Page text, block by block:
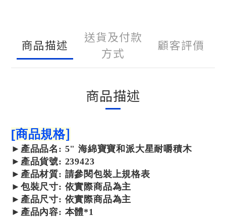
商品描述
送貨及付款
方式
顧客評價
商品描述
[商品規格]
► 產品品名: 5" 海綿寶寶和派大星耐嚼積木
► 產品貨號: 239423
► 產品材質: 請參閱包裝上規格表
►包裝尺寸: 依實際商品為主
►產品尺寸: 依實際商品為主
►產品內容: 本體*1